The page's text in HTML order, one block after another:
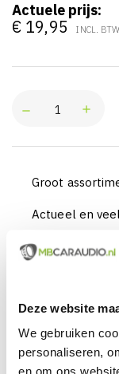
Deze website
We gebruiken
personaliseren,
Actuele prijs:
€ 19,95 INCL. BTW
Groot
Actueel en
Officieel en
Servicegericht
Internationaal